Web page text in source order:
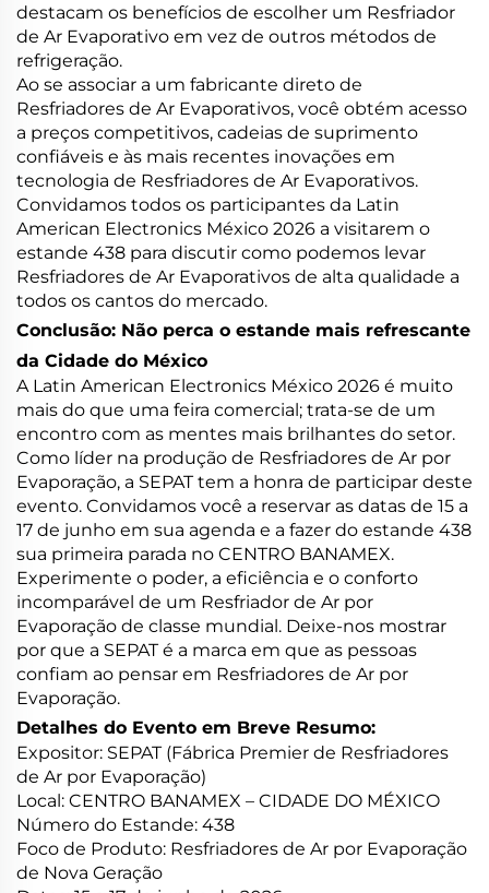
destacam os benefícios de escolher um Resfriador
de Ar Evaporativo em vez de outros métodos de
refrigeração.
Ao se associar a um fabricante direto de
Resfriadores de Ar Evaporativos, você obtém acesso
a preços competitivos, cadeias de suprimento
confiáveis e às mais recentes inovações em
tecnologia de Resfriadores de Ar Evaporativos.
Convidamos todos os participantes da Latin
American Electronics México 2026 a visitarem o
estande 438 para discutir como podemos levar
Resfriadores de Ar Evaporativos de alta qualidade a
todos os cantos do mercado.
Conclusão: Não perca o estande mais refrescante
da Cidade do México
A Latin American Electronics México 2026 é muito
mais do que uma feira comercial; trata-se de um
encontro com as mentes mais brilhantes do setor.
Como líder na produção de Resfriadores de Ar por
Evaporação, a SEPAT tem a honra de participar deste
evento. Convidamos você a reservar as datas de 15 a
17 de junho em sua agenda e a fazer do estande 438
sua primeira parada no CENTRO BANAMEX.
Experimente o poder, a eficiência e o conforto
incomparável de um Resfriador de Ar por
Evaporação de classe mundial. Deixe-nos mostrar
por que a SEPAT é a marca em que as pessoas
confiam ao pensar em Resfriadores de Ar por
Evaporação.
Detalhes do Evento em Breve Resumo:
Expositor: SEPAT (Fábrica Premier de Resfriadores
de Ar por Evaporação)
Local: CENTRO BANAMEX – CIDADE DO MÉXICO
Número do Estande: 438
Foco de Produto: Resfriadores de Ar por Evaporação
de Nova Geração